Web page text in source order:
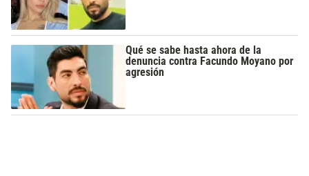
Qué se sabe hasta ahora de la
denuncia contra Facundo Moyano por
agresión